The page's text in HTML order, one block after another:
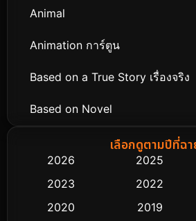
Animal
Animation การ์ตูน
Based on a True Story เรื่องจริง
Based on Novel
Biography ชีวิตจริง
Classic หนังคลาสสิก
เลือกดูตามปีที่ฉ
2026 2025
2023
2022
2020
2019